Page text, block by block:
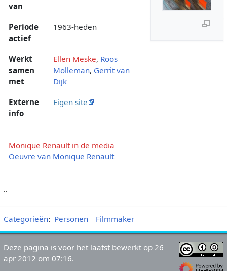
van
Periode
actief
1963-heden
Werkt
samen
met
Ellen Meske, Roos
Molleman, Gerrit van
Dijk
Externe
info
Eigen site
Monique Renault in de media
Oeuvre van Monique Renault
..
Categorieën: Personen Filmmaker
Deze pagina is voor het laatst bewerkt op 26
apr 2012 om 07:16.